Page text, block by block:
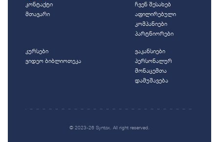
კონტაქტი
მთავარი
ჩვენ შესახებ
აფილირებული
კომპანიები
პარტნიორები
კურსები
ვიდეო ბიბლიოთეკა
ვაკანსიები
პერსონალურ
მონაცემთა
დამუშავება
© 2023-26 Syntax. All right reserved.